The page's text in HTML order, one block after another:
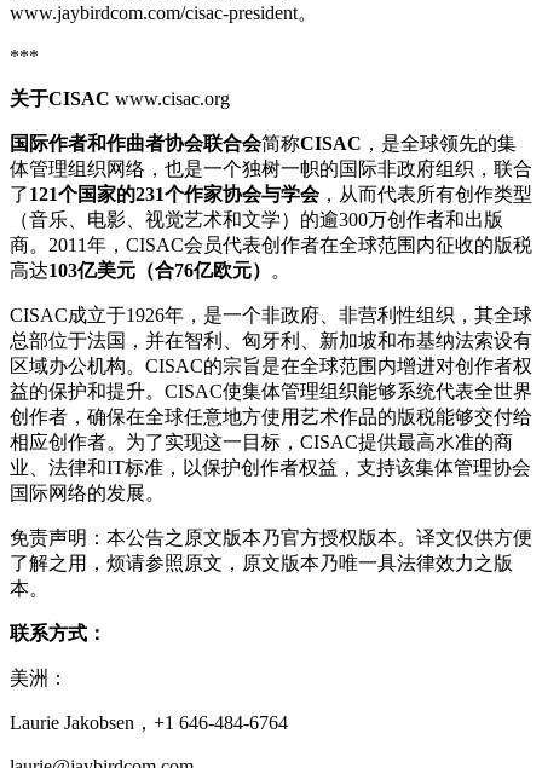
www.jaybirdcom.com/cisac-president。
***
关于CISAC www.cisac.org
国际作者和作曲者协会联合会简称CISAC ，是全球领先的集
体管理组织网络，也是一个独树一帜的国际非政府组织，联合
了121个国家的231个作家协会与学会，从而代表所有创作类型
（音乐、电影、视觉艺术和文学）的逾300万创作者和出版
商。2011年，CISAC会员代表创作者在全球范围内征收的版税
高达103亿美元（合76亿欧元） 。
CISAC成立于1926年，是一个非政府、非营利性组织，其全球
总部位于法国，并在智利、匈牙利、新加坡和布基纳法索设有
区域办公机构。CISAC的宗旨是在全球范围内增进对创作者权
益的保护和提升。CISAC使集体管理组织能够系统代表全世界
创作者，确保在全球任意地方使用艺术作品的版税能够交付给
相应创作者。为了实现这一目标，CISAC提供最高水准的商
业、法律和IT标准，以保护创作者权益，支持该集体管理协会
国际网络的发展。
免责声明：本公告之原文版本乃官方授权版本。译文仅供方便
了解之用，烦请参照原文，原文版本乃唯一具法律效力之版
本。
联系方式：
美洲：
Laurie Jakobsen，+1 646-484-6764